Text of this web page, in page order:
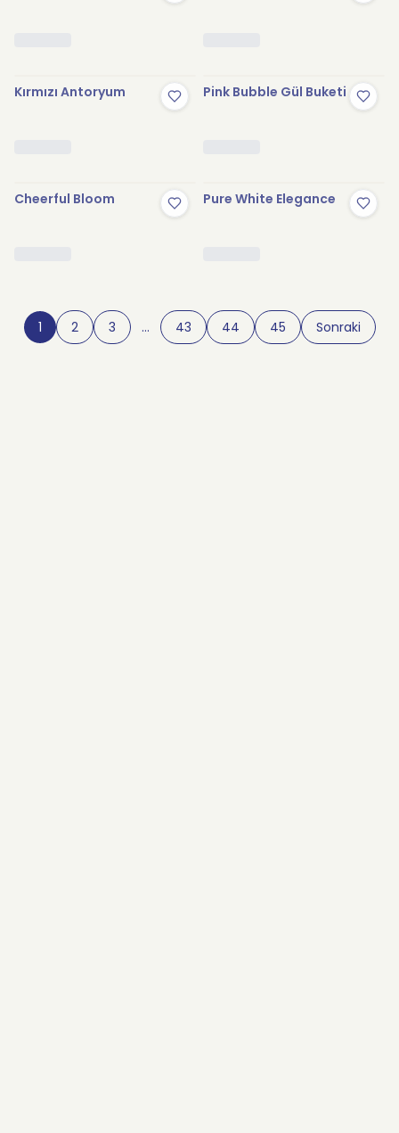
Kırmızı Antoryum Pink Bubble Gül Buketi
Cheerful Bloom Pure White Elegance
1 2 3 … 43 44 45 Sonraki